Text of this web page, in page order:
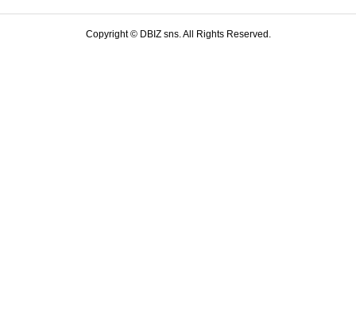
Copyright ©DBIZ sns. All Rights Reserved.